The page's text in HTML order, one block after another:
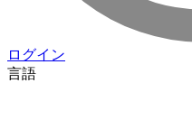
ログイン
言語